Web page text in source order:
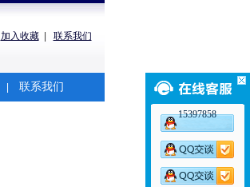
加入收藏| 联系我们
联系我们
15397858